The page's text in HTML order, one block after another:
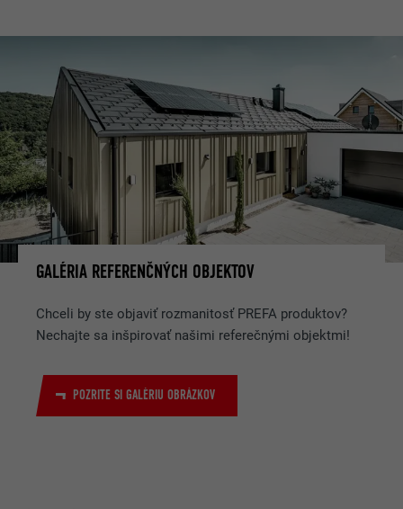
GALÉRIA REFERENČNÝCH OBJEKTOV
Chceli by ste objaviť rozmanitosť PREFA produktov?
Nechajte sa inšpirovať našimi referečnými objektmi!
POZRITE SI GALÉRIU OBRÁZKOV